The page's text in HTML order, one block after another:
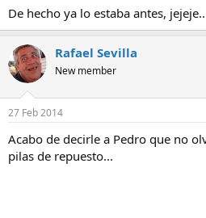
De hecho ya lo estaba antes,
Rafael Sevilla
New member
27 Feb 2014
Acabo de decirle a Pedro que no
pilas de repuesto...